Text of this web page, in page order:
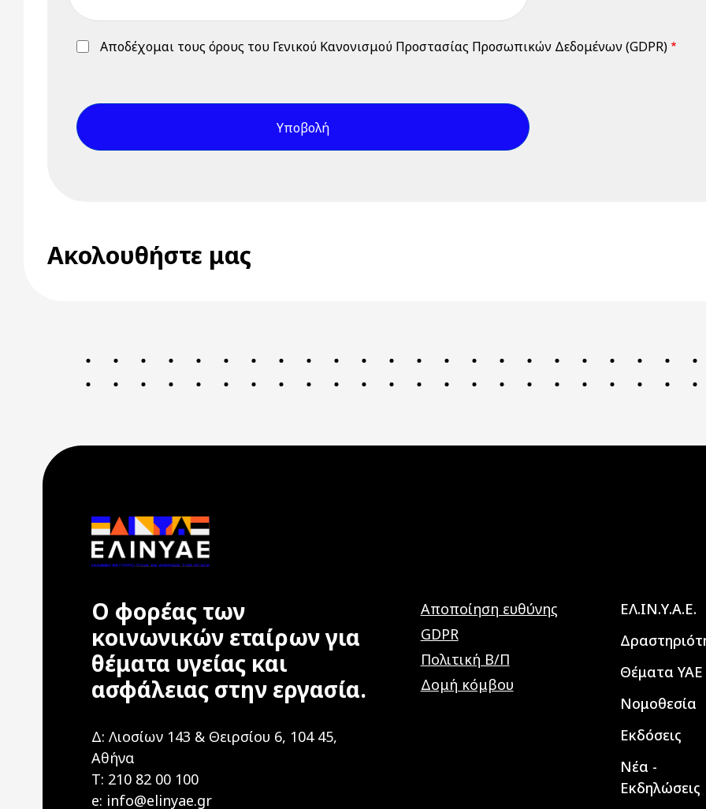
Αποδέχομαι τους όρους του Γενικού Κανονισμού Προστασίας Προσωπικών Δεδομένων (GDPR)
Ακολουθήστε μας
Ο φορέας των
κοινωνικών εταίρων για
θέματα υγείας και
ασφάλειας στην εργασία.
Δ: Λιοσίων 143 & Θειρσίου 6, 104 45,
Αθήνα
T: 210 82 00 100
e: info@elinyae.gr
Αποποίηση ευθύνης
GDPR
Πολιτική Β/Π
Δομή κόμβου
Main
ΕΛ.ΙΝ.Υ.Α.Ε.
Θέματα ΥΑΕ
Νομοθεσία
Εκδόσεις
Νέα -
Εκδηλώσεις